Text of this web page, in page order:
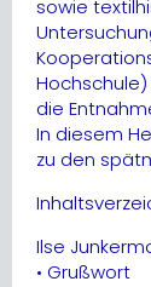
sowie
die
In diesem
zu den
Ilse
• Grußwort